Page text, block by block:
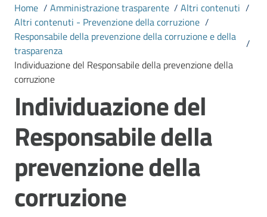
CIVICA
MONET
Amministrazione
Novità
Servizi
Vivere
Home / Amministrazione trasparente / Altri contenuti /
Altri contenuti - Prevenzione della corruzione /
Responsabile della prevenzione della corruzione e della
trasparenza
/
Individuazione del Responsabile della prevenzione della
corruzione
Individuazione del
Responsabile della
prevenzione della
corruzione